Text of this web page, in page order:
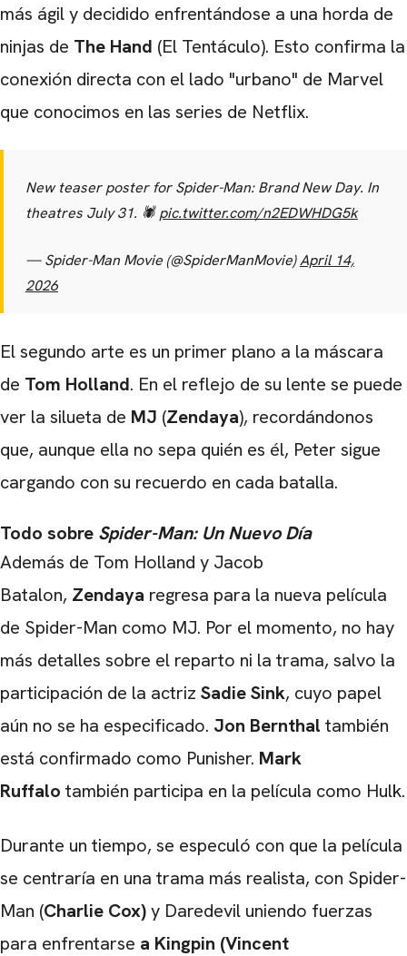
más ágil y decidido enfrentándose a una horda de
ninjas de The Hand (El Tentáculo). Esto confirma la
conexión directa con el lado "urbano" de Marvel
que conocimos en las series de Netflix.
New teaser poster for Spider-Man: Brand New Day. In
theatres July 31. 🕷️pic.twitter.com/n2EDWHDG5k
— Spider-Man Movie (@SpiderManMovie)April 14,
2026
El segundo arte es un primer plano a la máscara
de Tom Holland. En el reflejo de su lente se puede
ver la silueta de MJ (Zendaya), recordándonos
que, aunque ella no sepa quién es él, Peter sigue
cargando con su recuerdo en cada batalla.
Todo sobre Spider-Man: Un Nuevo Día
Además de Tom Holland y Jacob
Batalon, Zendaya regresa para la nueva película
de Spider-Man como MJ. Por el momento, no hay
más detalles sobre el reparto ni la trama, salvo la
participación de la actriz Sadie Sink, cuyo papel
aún no se ha especificado. Jon Bernthal también
está confirmado como Punisher. Mark
Ruffalo también participa en la película como Hulk.
Durante un tiempo, se especuló con que la película
se centraría en una trama más realista, con Spider-
Man (Charlie Cox)y Daredevil uniendo fuerzas
para enfrentarse a Kingpin (Vincent
CARREGANDO PUBLICIDADE